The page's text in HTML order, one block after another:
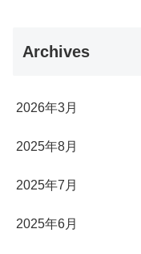
Archives
2026年3月
2025年8月
2025年7月
2025年6月